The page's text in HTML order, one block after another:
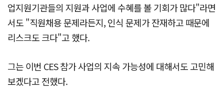
업지원기관들의 지원과 사업에 수혜를 볼 기회가 많다"라면
서도 "직원채용 문제라든지, 인식 문제가 잔재하고 때문에
리스크도 크다"고 했다.
그는 이번 CES 참가 사업의 지속 가능성에 대해서도 고민해
보겠다고 전했다.